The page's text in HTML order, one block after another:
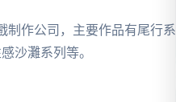
作公司，主要作品有尾行系
沙灘系列等。